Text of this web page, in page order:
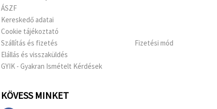
ÁSZF
Kereskedő adatai
Cookie tájékoztató
Szállítás és fizetés
Elállás és visszaküldés
GYIK - Gyakran Ismételt Kérdések
Fizetési mód
KÖVESS MINKET